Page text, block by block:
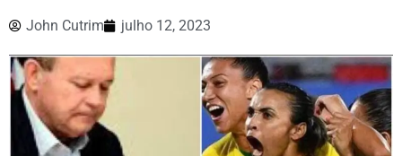
John Cutrim julho 12, 2023